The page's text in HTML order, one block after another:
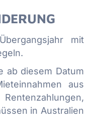
mit
ab diesem Datum
aus
in Australien